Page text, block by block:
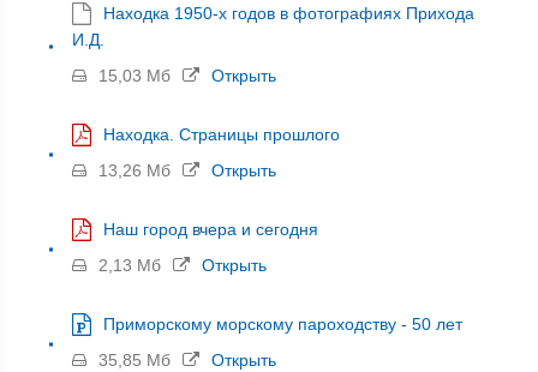
Находка 1950-х годов в фотографиях Прихода
И.Д.
15,03 Мб
Открыть
Находка. Страницы прошлого
13,26 Мб
Открыть
Наш город вчера и сегодня
2,13 Мб
Открыть
Приморскому морскому пароходству - 50 лет
35,85 Мб
Открыть